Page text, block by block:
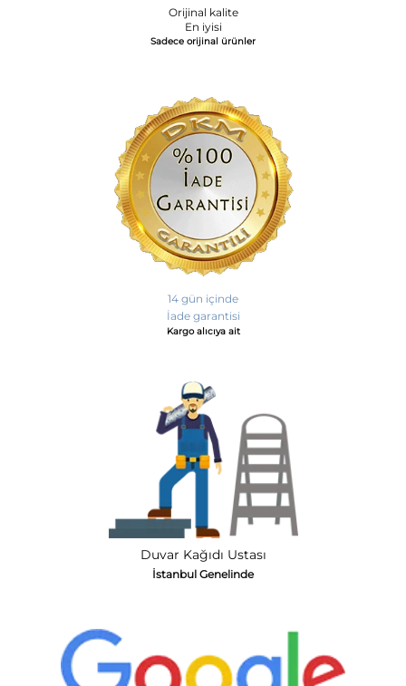
Orijinal kalite
En iyisi
Sadece orijinal ürünler
14 gün içinde
İade garantisi
Kargo alıcıya ait
Duvar Kağıdı Ustası
İstanbul Genelinde